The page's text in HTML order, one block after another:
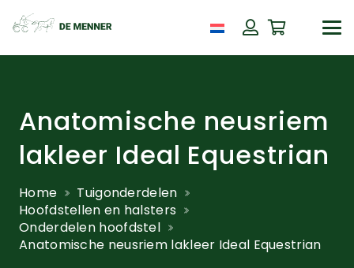
Anatomische neusriem
lakleer Ideal Equestrian
Home
Tuigonderdelen
Hoofdstellen en halsters
Onderdelen hoofdstel
Anatomische neusriem lakleer Ideal Equestrian